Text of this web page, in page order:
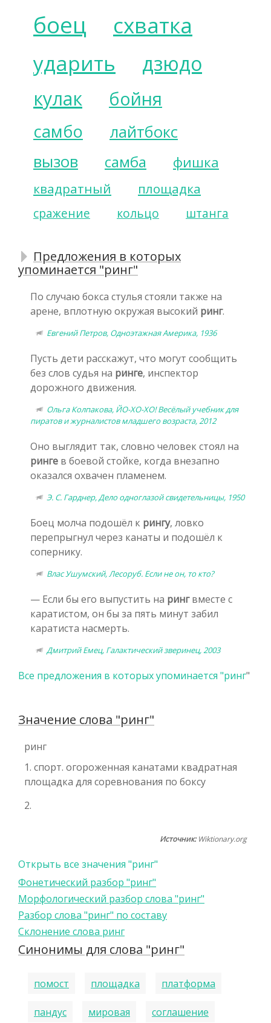
боец схватка
ударить дзюдо
кулак бойня
самбо
лайтбокс
вызов
самба фишка
квадратный площадка
сражение кольцо штанга
Предложения в которых
упоминается "ринг"
По случаю бокса стулья стояли также на
арене, вплотную окружая высокий ринг.
Евгений Петров, Одноэтажная Америка, 1936
Пусть дети расскажут, что могут сообщить
без слов судья на ринге, инспектор
дорожного движения.
Ольга Колпакова, ЙО-ХО-ХО! Весёлый учебник для
пиратов и журналистов младшего возраста, 2012
Оно выглядит так, словно человек стоял на
ринге в боевой стойке, когда внезапно
оказался охвачен пламенем.
Э. С. Гарднер, Дело одноглазой свидетельницы, 1950
Боец молча подошёл к рингу, ловко
перепрыгнул через канаты и подошёл к
сопернику.
Влас Ушумский, Лесоруб. Если не он, то кто?
— Если бы его выпустить на рингвместе с
каратистом, он бы за пять минут забил
каратиста насмерть.
Дмитрий Емец, Галактический зверинец, 2003
Все предложения в которых упоминается "ринг"
Значение слова "ринг"
ринг
1. спорт. огороженная канатами квадратная
площадка для соревнования по боксу
2.
Источник:Wiktionary.org
Открыть все значения "ринг"
Фонетический разбор "ринг"
Морфологический разбор слова "ринг"
Разбор слова "ринг" по составу
Склонение слова ринг
Синонимы для слова "ринг"
помост площадка платформа
пандус мировая соглашение